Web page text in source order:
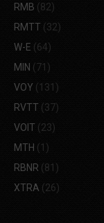
RMB (82)
RMTT (32)
W-E (64)
MIN (71)
VOY (131)
RVTT (37)
VOIT (23)
MTH (1)
RBNR (81)
XTRA (26)